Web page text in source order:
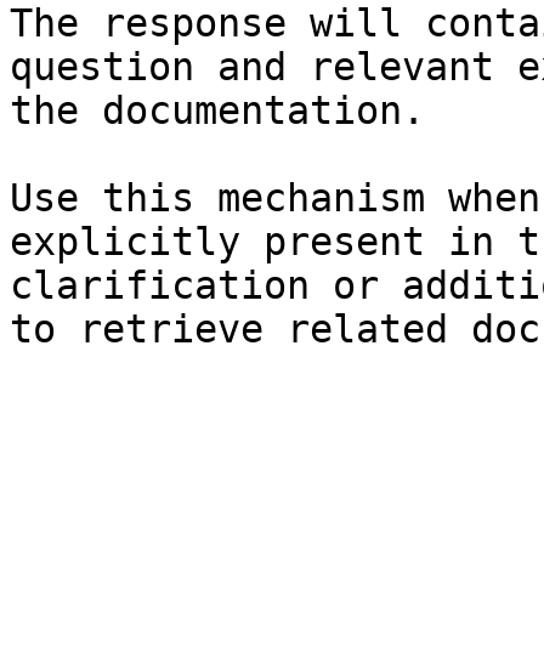
The response will
question and relevant
the documentation.
Use this mechanism
explicitly present in
clarification or